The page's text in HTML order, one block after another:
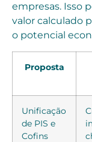
empresas. Isso
valor calculado
o potencial
Proposta
Unificação
de PIS e
Cofins